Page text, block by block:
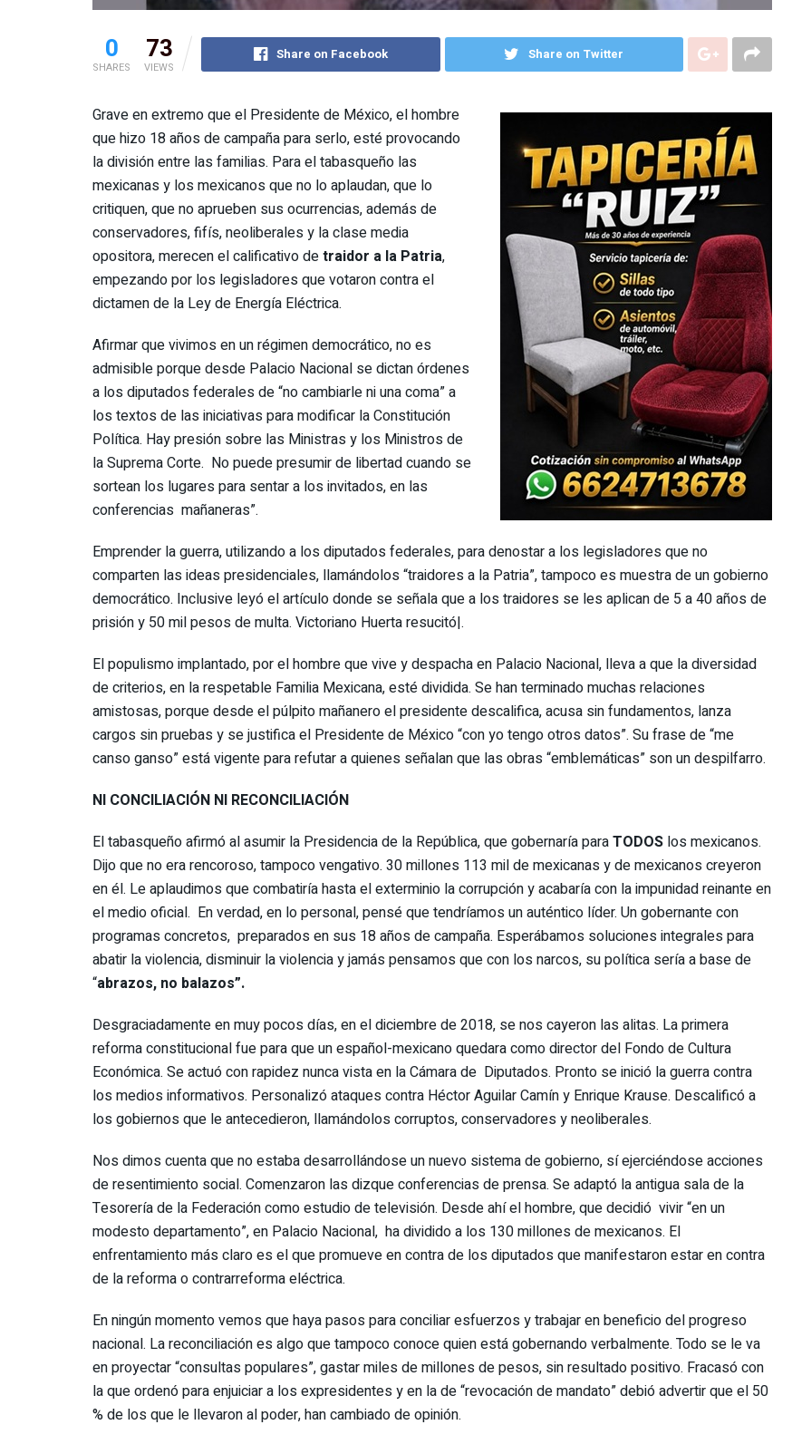
0
SHARES
73
VIEWS
Share on Facebook Share on Twitter
Grave en extremo que el Presidente de México, el hombre
que hizo 18 años de campaña para serlo, esté provocando
la división entre las familias. Para el tabasqueño las
mexicanas y los mexicanos que no lo aplaudan, que lo
critiquen, que no aprueben sus ocurrencias, además de
conservadores, fifís, neoliberales y la clase media
opositora, merecen el calificativo detraidor a la Patria,
empezando por los legisladores que votaron contra el
dictamen de la Ley de Energía Eléctrica.
Afirmar que vivimos en un régimen democrático, no es
admisible porque desde Palacio Nacional se dictan órdenes
a los diputados federales de “no cambiarle ni una coma” a
los textos de las iniciativas para modificar la Constitución
Política. Hay presión sobre las Ministras y los Ministros de
la Suprema Corte. No puede presumir de libertad cuando se
sortean los lugares para sentar a los invitados, en las
conferencias mañaneras”.
Emprender la guerra, utilizando a los diputados federales, para denostar a los legisladores que no
comparten las ideas presidenciales, llamándolos “traidores a la Patria”, tampoco es muestra de un gobierno
democrático. Inclusive leyó el artículo donde se señala que a los traidores se les aplican de 5 a 40 años de
prisión y 50 mil pesos de multa. Victoriano Huerta resucitó|.
El populismo implantado, por el hombre que vive y despacha en Palacio Nacional, lleva a que la diversidad
de criterios, en la respetable Familia Mexicana, esté dividida. Se han terminado muchas relaciones
amistosas, porque desde el púlpito mañanero el presidente descalifica, acusa sin fundamentos, lanza
cargos sin pruebas y se justifica el Presidente de México “con yo tengo otros datos”. Su frase de “me
canso ganso” está vigente para refutar a quienes señalan que las obras “emblemáticas” son un despilfarro.
NI CONCILIACIÓN NI RECONCILIACIÓN
El tabasqueño afirmó al asumir la Presidencia de la República, que gobernaría paraTODOS los mexicanos.
Dijo que no era rencoroso, tampoco vengativo. 30 millones 113 mil de mexicanas y de mexicanos creyeron
en él. Le aplaudimos que combatiría hasta el exterminio la corrupción y acabaría con la impunidad reinante en
el medio oficial. En verdad, en lo personal, pensé que tendríamos un auténtico líder. Un gobernante con
programas concretos, preparados en sus 18 años de campaña. Esperábamos soluciones integrales para
abatir la violencia, disminuir la violencia y jamás pensamos que con los narcos, su política sería a base de
“abrazos, no balazos”.
Desgraciadamente en muy pocos días, en el diciembre de 2018, se nos cayeron las alitas. La primera
reforma constitucional fue para que un español-mexicano quedara como director del Fondo de Cultura
Económica. Se actuó con rapidez nunca vista en la Cámara de Diputados. Pronto se inició la guerra contra
los medios informativos. Personalizó ataques contra Héctor Aguilar Camín y Enrique Krause. Descalificó a
los gobiernos que le antecedieron, llamándolos corruptos, conservadores y neoliberales.
Nos dimos cuenta que no estaba desarrollándose un nuevo sistema de gobierno, sí ejerciéndose acciones
de resentimiento social. Comenzaron las dizque conferencias de prensa. Se adaptó la antigua sala de la
Tesorería de la Federación como estudio de televisión. Desde ahí el hombre, que decidió vivir “en un
modesto departamento”, en Palacio Nacional, ha dividido a los 130 millones de mexicanos. El
enfrentamiento más claro es el que promueve en contra de los diputados que manifestaron estar en contra
de la reforma o contrarreforma eléctrica.
En ningún momento vemos que haya pasos para conciliar esfuerzos y trabajar en beneficio del progreso
nacional. La reconciliación es algo que tampoco conoce quien está gobernando verbalmente. Todo se le va
en proyectar “consultas populares”, gastar miles de millones de pesos, sin resultado positivo. Fracasó con
la que ordenó para enjuiciar a los expresidentes y en la de “revocación de mandato” debió advertir que el 50
% de los que le llevaron al poder, han cambiado de opinión.